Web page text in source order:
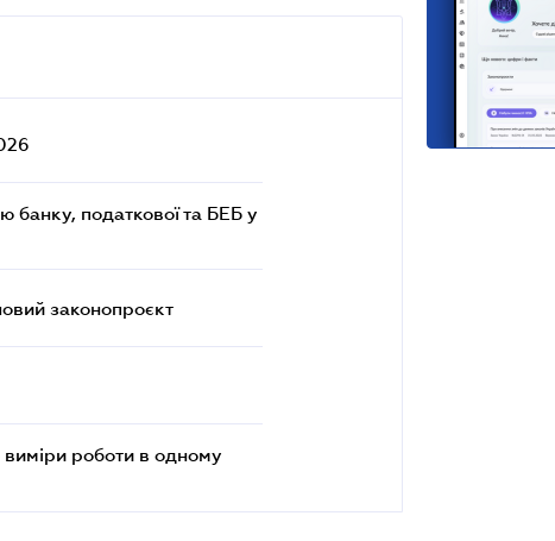
банку, податкової та БЕБ у
законопроєкт
роботи в одному